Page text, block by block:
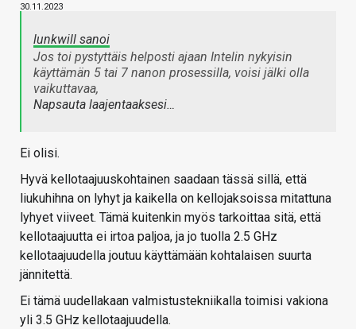
30.11.2023
lunkwill sanoi
Jos toi pystyttäis helposti ajaan Intelin nykyisin
käyttämän 5 tai 7 nanon prosessilla, voisi jälki olla
vaikuttavaa,
Napsauta laajentaaksesi…
Ei olisi.
Hyvä kellotaajuuskohtainen saadaan tässä sillä, että
liukuhihna on lyhyt ja kaikella on kellojaksoissa mitattuna
lyhyet viiveet. Tämä kuitenkin myös tarkoittaa sitä, että
kellotaajuutta ei irtoa paljoa, ja jo tuolla 2.5 GHz
kellotaajuudella joutuu käyttämään kohtalaisen suurta
jännitettä.
Ei tämä uudellakaan valmistustekniikalla toimisi vakiona
yli 3.5 GHz kellotaajuudella.